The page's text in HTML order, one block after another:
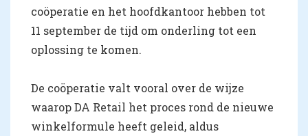
coöperatie en het hoofdkantoor hebben tot
11 september de tijd om onderling tot een
oplossing te komen.
De coöperatie valt vooral over de wijze
waarop DA Retail het proces rond de nieuwe
winkelformule heeft geleid, aldus